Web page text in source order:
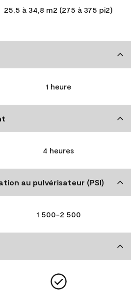
25,5 à 34,8 m2 (275 à 375 pi2)
1 heure
4 heures
au pulvérisateur (PSI)
1 500-2 500